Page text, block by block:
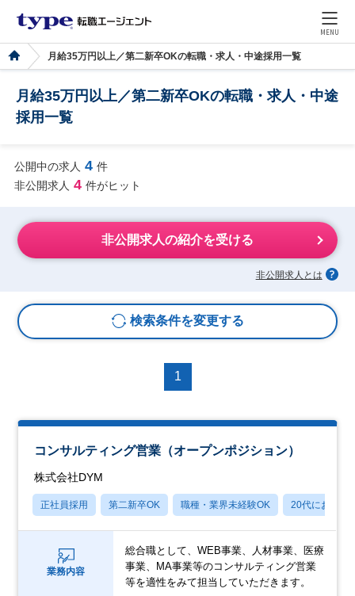
MENU
月給35万円以上／第二新卒OKの転職・求人・中途採用一覧
月給35万円以上／第二新卒OKの転職・求人・中途
採用一覧
公開中の求人 4 件
非公開求人 4 件がヒット
非公開求人の紹介を受ける
非公開求人とは
検索条件を変更する
1
コンサルティング営業（オープンポジション）
株式会社DYM
正社員採用 第二新卒OK 職種・業界未経験OK 20代におすす
業務内容
総合職として、WEB事業、人材事業、医療
事業、MA事業等のコンサルティング営業
等を適性をみて担当していただきます。